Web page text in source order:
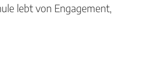
lebt von Engagement,